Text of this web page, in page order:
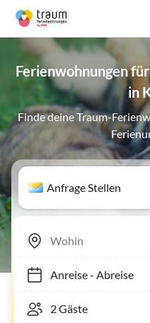
Ferienwohnungen
in
Finde deine Traum-
Anfrage Stellen
Anreise- Abreise